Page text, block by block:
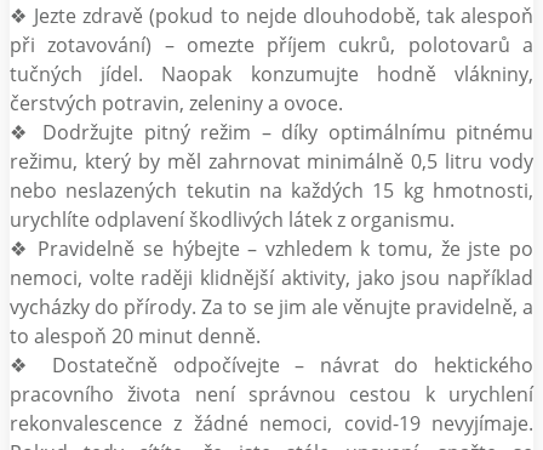
❖ Jezte zdravě (pokud to nejde dlouhodobě, tak alespoň
při zotavování) – omezte příjem cukrů, polotovarů a
tučných jídel. Naopak konzumujte hodně vlákniny,
čerstvých potravin, zeleniny a ovoce.
❖ Dodržujte pitný režim – díky optimálnímu pitnému
režimu, který by měl zahrnovat minimálně 0,5 litru vody
nebo neslazených tekutin na každých 15 kg hmotnosti,
urychlíte odplavení škodlivých látek z organismu.
❖ Pravidelně se hýbejte – vzhledem k tomu, že jste po
nemoci, volte raději klidnější aktivity, jako jsou například
vycházky do přírody. Za to se jim ale věnujte pravidelně, a
to alespoň 20 minut denně.
❖ Dostatečně odpočívejte – návrat do hektického
pracovního života není správnou cestou k urychlení
rekonvalescence z žádné nemoci, covid-19 nevyjímaje.